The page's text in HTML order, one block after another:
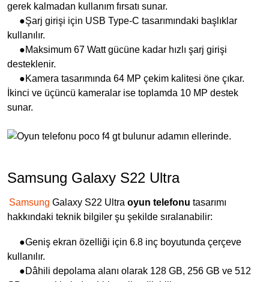
gerek kalmadan kullanım fırsatı sunar.
●Şarj girişi için USB Type-C tasarımındaki başlıklar
kullanılır.
●Maksimum 67 Watt gücüne kadar hızlı şarj girişi
desteklenir.
●Kamera tasarımında 64 MP çekim kalitesi öne çıkar.
İkinci ve üçüncü kameralar ise toplamda 10 MP destek
sunar.
Samsung Galaxy S22 Ultra
Samsung Galaxy S22 Ultra oyun telefonu tasarımı
hakkındaki teknik bilgiler şu şekilde sıralanabilir:
●Geniş ekran özelliği için 6.8 inç boyutunda çerçeve
kullanılır.
●Dâhili depolama alanı olarak 128 GB, 256 GB ve 512